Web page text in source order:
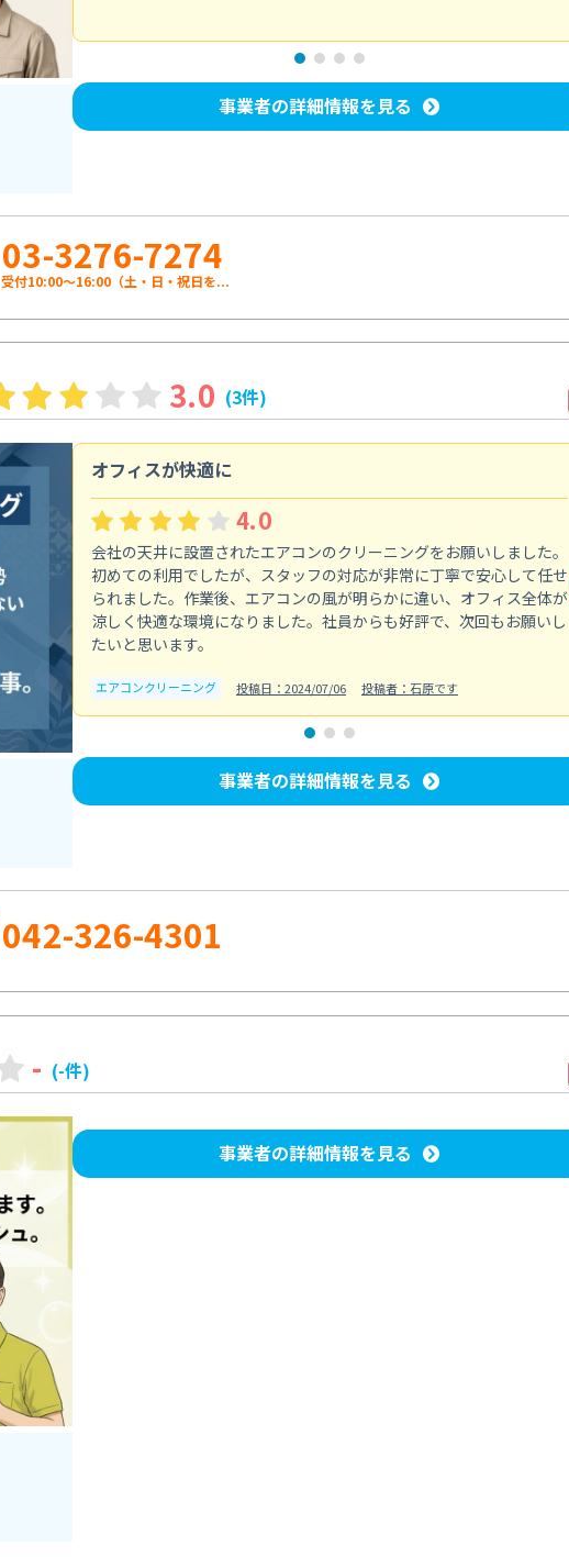
事業者の詳細情報を見る
03-3276-7274
受付10:00〜16:00（土・日・祝日を...
3.0 (3件)
オフィスが快適に
4.0
会社の天井に設置されたエアコンのクリーニングをお願いしました。
初めての利用でしたが、スタッフの対応が非常に丁寧で安心して任せ
られました。作業後、エアコンの風が明らかに違い、オフィス全体が
涼しく快適な環境になりました。社員からも好評で、次回もお願いし
たいと思います。
エアコンクリーニング 投稿日：2024/07/06 投稿者：石原です
事業者の詳細情報を見る
042-326-4301
- (-件)
事業者の詳細情報を見る